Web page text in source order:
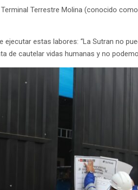
Terrestre Molina (conocido
estas labores: “La Sutran no
cautelar vidas humanas y no